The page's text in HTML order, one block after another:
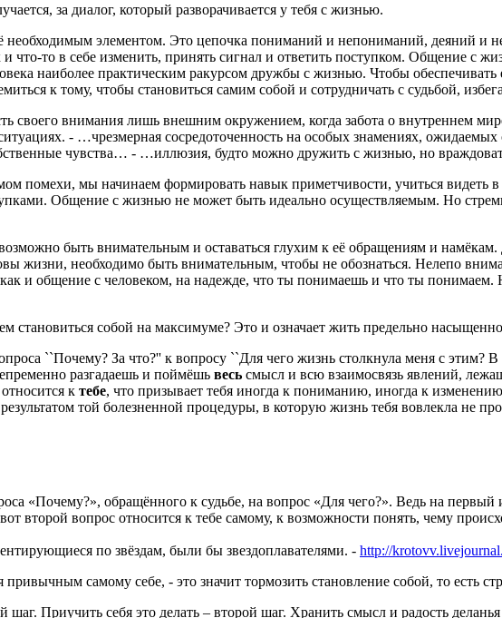
за диалог, который разворачивается у тебя с жизнью.
необходимым элементом. Это цепочка пониманий и непониманий, деяний и
и что-то в себе изменить, принять сигнал и ответить поступком. Общение с
наиболее практическим ракурсом дружбы с жизнью. Чтобы обеспечивать
к тому, чтобы становиться самим собой и сотрудничать с судьбой,
внимания лишь внешним окружением, когда забота о внутреннем
- …чрезмерная сосредоточенность на особых знамениях,
чувства… - …иллюзия, будто можно дружить с жизнью, но
помехи, мы начинаем формировать навык приметчивости, учиться видеть
Общение с жизнью не может быть идеально осуществляемым. Но
быть внимательным и оставаться глухим к её обращениям и
жизни, необходимо быть внимательным, чтобы не обознаться. Нелепо
и общение с человеком, на надежде, что ты понимаешь и что ты
становиться собой на максимуме? Это и означает жить предельно
``Почему? За что?'' к вопросу ``Для чего жизнь столкнула меня с этим?
разгадаешь и поймёшь весь смысл и всю взаимосвязь явлений,
к тебе, что призывает тебя иногда к пониманию, иногда к
той болезненной процедуры, в которую жизнь тебя вовлекла не
«Почему?», обращённого к судьбе, на вопрос «Для чего?». Ведь на
второй вопрос относится к тебе самому, к возможности понять, чему
по звёздам, были бы звездоплавателями. - http://
привычным самому себе, - это значит тормозить становление собой, то есть
Приучить себя это делать – второй шаг. Хранить смысл и радость